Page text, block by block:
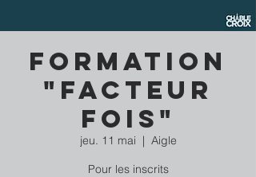
Formation
"Facteur
fois"
jeu. 11 mai
  |
Aigle
Pour les inscrits